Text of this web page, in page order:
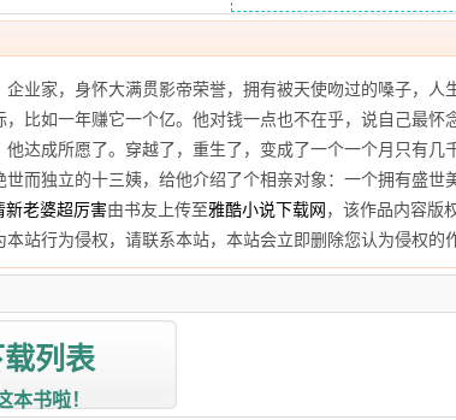
业家，身怀大满贯影帝荣誉，拥有被天使吻过的嗓子，人
比如一年赚它一个亿。他对钱一点也不在乎，说自己最怀
达成所愿了。穿越了，重生了，变成了一个一个月只有几
而独立的十三姨，给他介绍了个相亲对象：一个拥有盛世
新老婆超厉害由书友上传至雅酷小说下载网 ，该作品内容版
站行为侵权，请联系本站，本站会立即删除您认为侵权的
列表
本书啦！